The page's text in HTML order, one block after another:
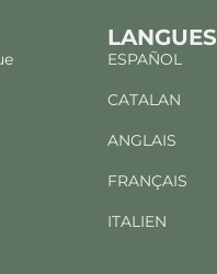
LANGUES
ESPAÑOL
CATALAN
ANGLAIS
FRANÇAIS
ITALIEN